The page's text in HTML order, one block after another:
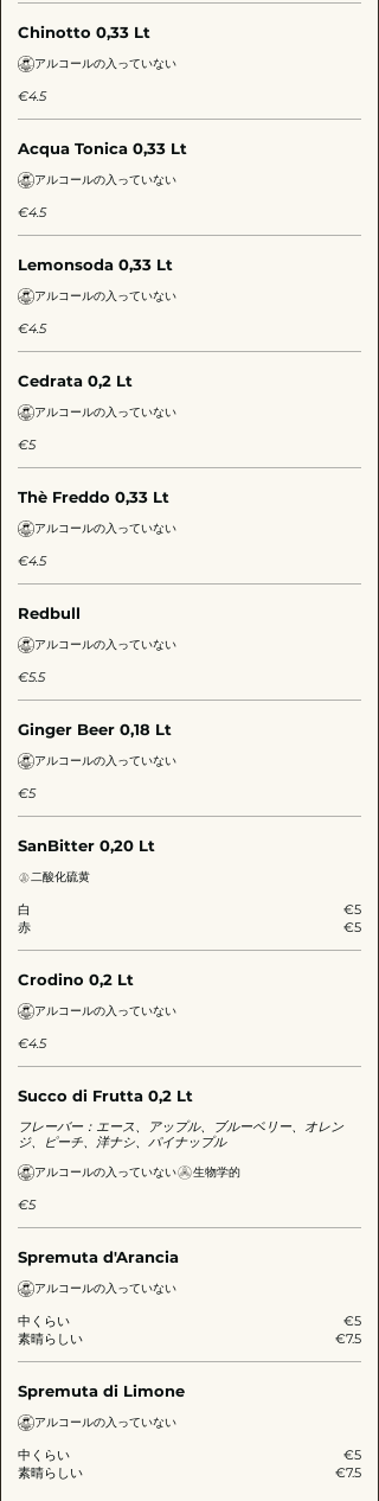
Chinotto 0,33 Lt
€4.5
アルコールの入っていない
Acqua Tonica 0,33 Lt
€4.5
アルコールの入っていない
Lemonsoda 0,33 Lt
€4.5
アルコールの入っていない
Cedrata 0,2 Lt
€5
アルコールの入っていない
Thè Freddo 0,33 Lt
€4.5
アルコールの入っていない
Redbull
€5.5
アルコールの入っていない
Ginger Beer 0,18 Lt
€5
アルコールの入っていない
SanBitter 0,20 Lt
白
€5
赤
€5
二酸化硫黄
Crodino 0,2 Lt
€4.5
アルコールの入っていない
Succo di Frutta 0,2 Lt
フレーバー：エース、アップル、ブルーベリー、オレン
ジ、ピーチ、洋ナシ、パイナップル
€5
アルコールの入っていない 生物学的
Spremuta d'Arancia
中くらい
€5
素晴らしい
€7.5
アルコールの入っていない
Spremuta di Limone
中くらい
€5
素晴らしい
€7.5
アルコールの入っていない